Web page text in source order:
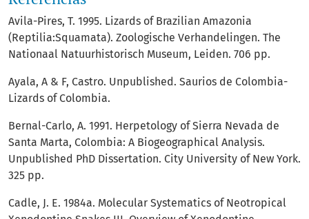
Avila-Pires, T. 1995. Lizards of Brazilian Amazonia
(Reptilia:Squamata). Zoologische Verhandelingen. The
Nationaal Natuurhistorisch Museum, Leiden. 706 pp.
Ayala, A & F, Castro. Unpublished. Saurios de Colombia-
Lizards of Colombia.
Bernal-Carlo, A. 1991. Herpetology of Sierra Nevada de
Santa Marta, Colombia: A Biogeographical Analysis.
Unpublished PhD Dissertation. City University of New York.
325 pp.
Cadle, J. E. 1984a. Molecular Systematics of Neotropical